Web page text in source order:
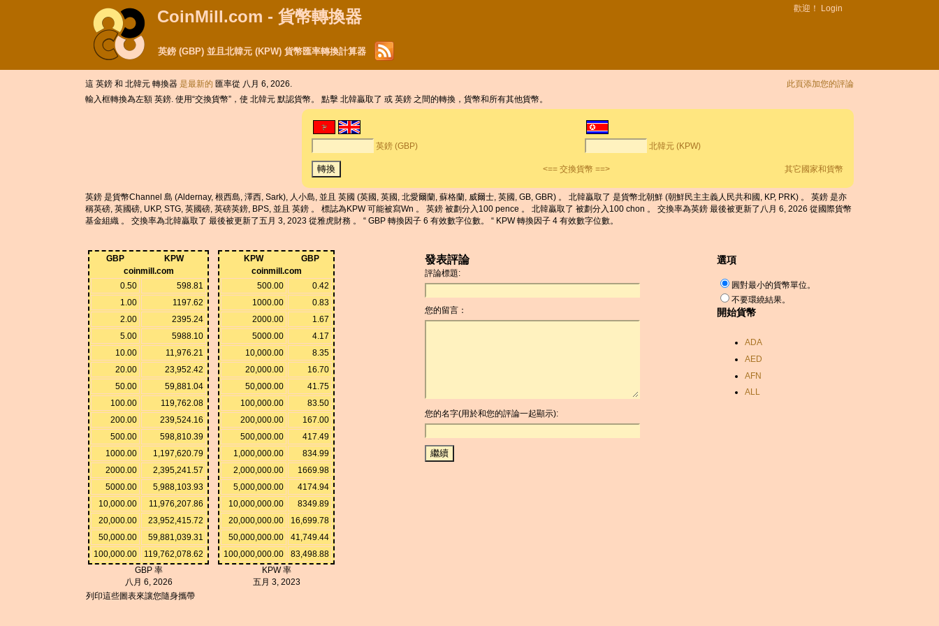
CoinMill.com - 貨幣轉換器 歡迎！ Login
英鎊 (GBP) 並且北韓元 (KPW) 貨幣匯率轉換計算器
此頁添加您的評論
這 英鎊 和 北韓元 轉換器 是最新的 匯率從 八月 6, 2026.
輸入框轉換為左額 英鎊. 使用“交換貨幣”，使 北韓元 默認貨幣。 點擊 北韓贏取了 或 英鎊 之間的轉換，貨幣和所有其他貨幣。
英鎊 (GBP) 北韓元 (KPW)
<== 交換貨幣 ==> 其它國家和貨幣
英鎊 是貨幣Channel 島 (Aldernay, 根西島, 澤西, Sark), 人小島, 並且 英國 (英國, 英國, 北愛爾蘭, 蘇格蘭, 威爾士, 英國, GB, GBR) 。 北韓贏取了 是貨幣北朝鮮 (朝鮮民主主義人民共和國, KP, PRK) 。 英鎊 是亦
稱英磅, 英國磅, UKP, STG, 英國磅, 英磅英鎊, BPS, 並且 英鎊 。 標誌為KPW 可能被寫Wn 。 英鎊 被劃分入100 pence 。 北韓贏取了 被劃分入100 chon 。 交換率為英鎊 最後被更新了八月 6, 2026 從國際貨幣
基金組織 。 交換率為北韓贏取了 最後被更新了五月 3, 2023 從雅虎財務 。 “ GBP 轉換因子 6 有效數字位數。 “ KPW 轉換因子 4 有效數字位數。
GBP
KPW
coinmill.com
0.50
598.81
1.00
1197.62
2.00
2395.24
5.00
5988.10
10.00
11,976.21
20.00
23,952.42
50.00
59,881.04
100.00
119,762.08
200.00
239,524.16
500.00
598,810.39
1000.00
1,197,620.79
2000.00
2,395,241.57
5000.00
5,988,103.93
10,000.00
11,976,207.86
20,000.00
23,952,415.72
50,000.00
59,881,039.31
100,000.00
119,762,078.62
GBP 率
八月 6, 2026
KPW
GBP
coinmill.com
500.00
0.42
1000.00
0.83
2000.00
1.67
5000.00
4.17
10,000.00
8.35
20,000.00
16.70
50,000.00
41.75
100,000.00
83.50
200,000.00
167.00
500,000.00
417.49
1,000,000.00
834.99
2,000,000.00
1669.98
5,000,000.00
4174.94
10,000,000.00
8349.89
20,000,000.00
16,699.78
50,000,000.00
41,749.44
100,000,000.00
83,498.88
KPW 率
五月 3, 2023
列印這些圖表來讓您隨身攜帶
發表評論
評論標題:
您的留言：
您的名字(用於和您的評論一起顯示):
選項
圓對最小的貨幣單位。
不要環繞結果。
開始貨幣
ADA
AED
AFN
ALL